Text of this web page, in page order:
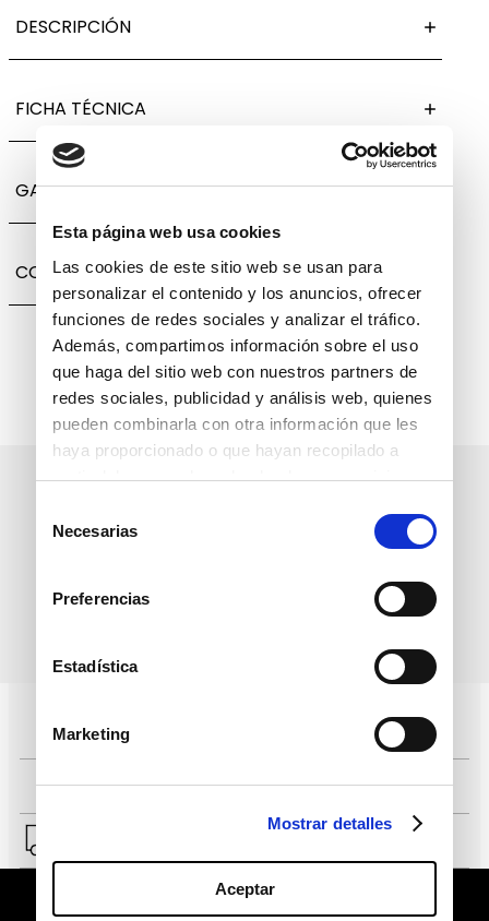
Esta página web usa cookies
Las cookies de este sitio web se usan para
personalizar el contenido y los anuncios, ofrecer
funciones de redes sociales y analizar el tráfico.
Además, compartimos información sobre el uso
que haga del sitio web con nuestros partners de
redes sociales, publicidad y análisis web, quienes
pueden combinarla con otra información que les
haya proporcionado o que hayan recopilado a
partir del uso que haya hecho de sus servicios.
deNecesarias
Preferencias
Estadística
Marketing
Mostrar detalles
Aceptar
DESCRIPCIÓN
FICHA TÉCNICA
GARANTÍA, CAMBIOS Y DEVOLUCIONES
COMPARTIR
datos personales
Pagos 100% seguros, página certificada
Comprar fácil en solo 4 pasos